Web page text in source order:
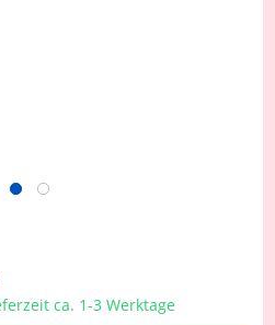
ca. 1-3 Werktage